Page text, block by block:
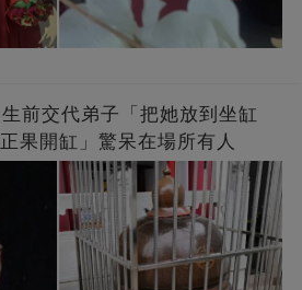
前交代弟子「把她放到坐缸
果開缸」驚呆在場所有人